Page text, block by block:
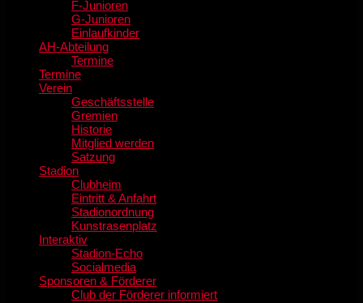
F-Junioren
G-Junioren
Einlaufkinder
AH-Abteilung
Termine
Termine
Verein
Geschäftsstelle
Gremien
Historie
Mitglied werden
Satzung
Stadion
Clubheim
Eintritt & Anfahrt
Stadionordnung
Kunstrasenplatz
Interaktiv
Stadion-Echo
Socialmedia
Sponsoren & Förderer
Club der Förderer informiert